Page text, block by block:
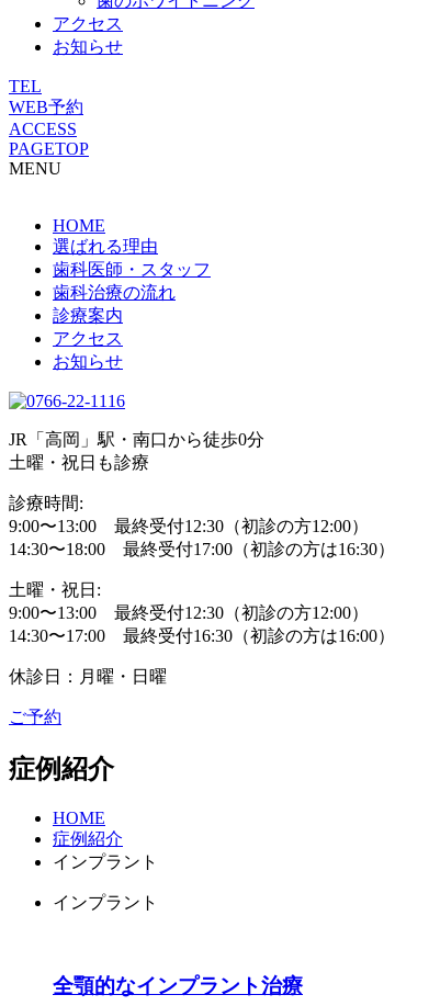
アクセス
お知らせ
TEL
WEB予約
ACCESS
PAGETOP
MENU
HOME
選ばれる理由
歯科医師・スタッフ
歯科治療の流れ
診療案内
アクセス
お知らせ
JR「高岡」駅・南口から徒歩0分
土曜・祝日も診療
診療時間:
9:00〜13:00 最終受付12:30（初診の方12:00）
14:30〜18:00 最終受付17:00（初診の方は16:30）
土曜・祝日:
9:00〜13:00 最終受付12:30（初診の方12:00）
14:30〜17:00 最終受付16:30（初診の方は16:00）
休診日：月曜・日曜
ご予約
症例紹介
HOME
症例紹介
インプラント
インプラント
全顎的なインプラント治療